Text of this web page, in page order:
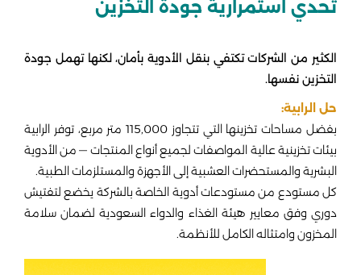
تحدي استمرارية جودة التخزين
الكثير من الشركات تكتفي بنقل الأدوية بأمان، لكنها تهمل جودة
التخزين نفسها.
حل الرابية:
بفضل مساحات تخزينها التي تتجاوز 115,000 متر مربع، توفر الرابية
بيئات تخزينية عالية المواصفات لجميع أنواع المنتجات — من الأدوية
البشرية والمستحضرات العشبية إلى الأجهزة والمستلزمات الطبية.
كل مستودع من مستودعات أدوية الخاصة بالشركة يخضع لتفتيش
دوري وفق معايير هيئة الغذاء والدواء السعودية لضمان سلامة
المخزون وامتثاله الكامل للأنظمة.